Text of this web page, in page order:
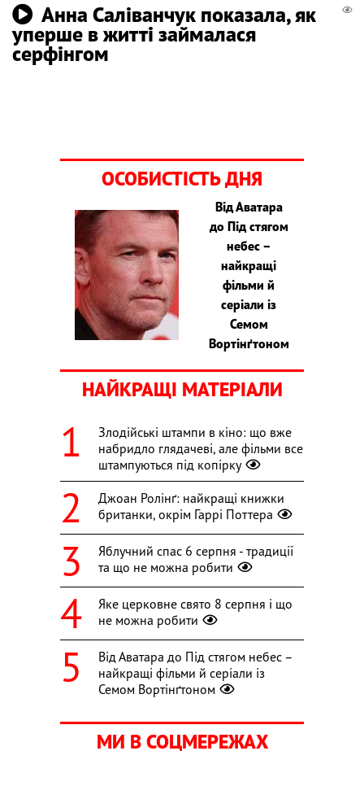
Анна Саліванчук показала, як
уперше в житті займалася
серфінгом
ОСОБИСТІСТЬ ДНЯ
Від Аватара
до Під стягом
небес –
найкращі
фільми й
серіали із
Семом
Вортінґтоном
НАЙКРАЩІ МАТЕРІАЛИ
Злодійські штампи в кіно: що вже
набридло глядачеві, але фільми все
штампуються під копірку
Джоан Ролінґ: найкращі книжки
британки, окрім Гаррі Поттера
Яблучний спас 6 серпня - традиції
та що не можна робити
Яке церковне свято 8 серпня і що
не можна робити
Від Аватара до Під стягом небес –
найкращі фільми й серіали із
Семом Вортінґтоном
МИ В СОЦМЕРЕЖАХ